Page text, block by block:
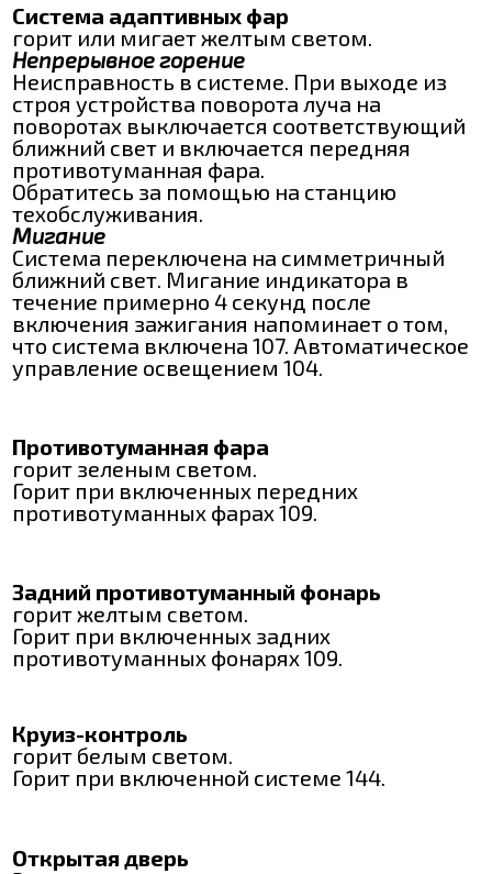
Система адаптивных фар
горит или мигает желтым светом.
Непрерывное горение
Неисправность в системе. При выходе из
строя устройства поворота луча на
поворотах выключается соответствующий
ближний свет и включается передняя
противотуманная фара.
Обратитесь за помощью на станцию
техобслуживания.
Мигание
Система переключена на симметричный
ближний свет. Мигание индикатора в
течение примерно 4 секунд после
включения зажигания напоминает о том,
что система включена 107. Автоматическое
управление освещением 104.
Противотуманная фара
горит зеленым светом.
Горит при включенных передних
противотуманных фарах 109.
Задний противотуманный фонарь
горит желтым светом.
Горит при включенных задних
противотуманных фонарях 109.
Круиз-контроль
горит белым светом.
Горит при включенной системе 144.
Открытая дверь